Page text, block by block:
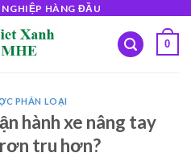
NGHIỆP HÀNG ĐẦU
0
PHÂN LOẠI
hành xe nâng tay
tru hơn?